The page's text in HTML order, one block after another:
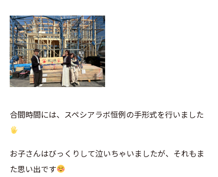
合間時間には、スペシアラボ恒例の手形式を行いました
お子さんはびっくりして泣いちゃいましたが、それもま
た思い出です